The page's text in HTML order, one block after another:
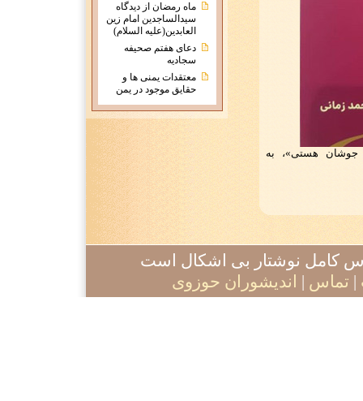
ماه رمضان از دیدگاه
سیدالساجدین امام زین
العابدین(علیه السلام)
دعای هفتم صحیفه
سجادیه
معتقدات يمنی ها و
حقايق موجود در يمن
جوشان هستی»، به
کامل نوشتار بی اشکال است
| تماس | اندیشوران حوزوی